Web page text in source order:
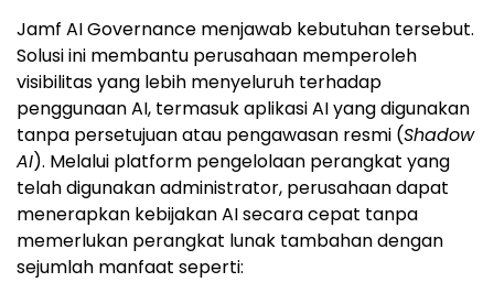
Jamf AI Governance menjawab kebutuhan tersebut.
Solusi ini membantu perusahaan memperoleh
visibilitas yang lebih menyeluruh terhadap
penggunaan AI, termasuk aplikasi AI yang digunakan
tanpa persetujuan atau pengawasan resmi (Shadow
AI). Melalui platform pengelolaan perangkat yang
telah digunakan administrator, perusahaan dapat
menerapkan kebijakan AI secara cepat tanpa
memerlukan perangkat lunak tambahan dengan
sejumlah manfaat seperti: